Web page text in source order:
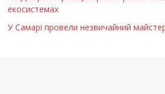
екосистемах
У Самарі провели незвичайний